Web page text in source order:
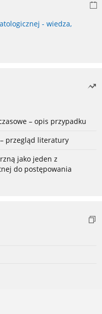
- wiedza,
– opis przypadku
przegląd literatury
jako jeden z
do postępowania